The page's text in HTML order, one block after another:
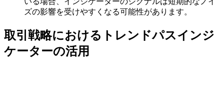
ズの影響を受けやすくなる可能性があります。
取引戦略におけるトレンドパスインジ
ケーターの活用